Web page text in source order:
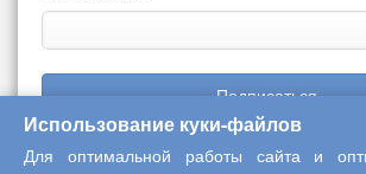
Подписаться
Использование куки-файлов
Для оптимальной работы сайта и